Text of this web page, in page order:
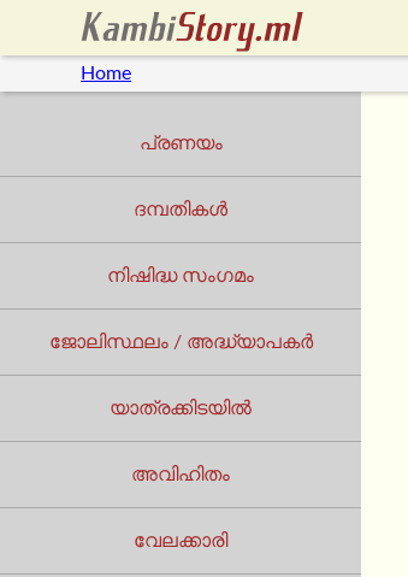
Home
പ്രണയം
ദമ്പതികൾ
നിഷിദ്ധ സംഗമം
ജോലിസ്ഥലം / അദ്ധ്യാപകർ
യാത്രക്കിടയില്‍
അവിഹിതം
വേലക്കാരി